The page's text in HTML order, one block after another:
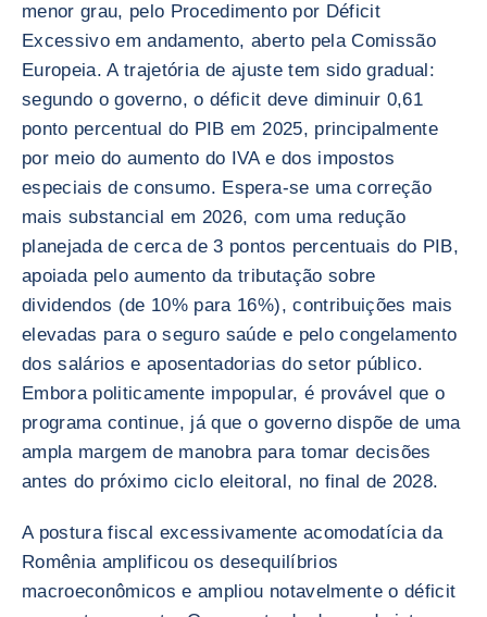
menor grau, pelo Procedimento por Déficit
Excessivo em andamento, aberto pela Comissão
Europeia. A trajetória de ajuste tem sido gradual:
segundo o governo, o déficit deve diminuir 0,61
ponto percentual do PIB em 2025, principalmente
por meio do aumento do IVA e dos impostos
especiais de consumo. Espera-se uma correção
mais substancial em 2026, com uma redução
planejada de cerca de 3 pontos percentuais do PIB,
apoiada pelo aumento da tributação sobre
dividendos (de 10% para 16%), contribuições mais
elevadas para o seguro saúde e pelo congelamento
dos salários e aposentadorias do setor público.
Embora politicamente impopular, é provável que o
programa continue, já que o governo dispõe de uma
ampla margem de manobra para tomar decisões
antes do próximo ciclo eleitoral, no final de 2028.
A postura fiscal excessivamente acomodatícia da
Romênia amplificou os desequilíbrios
macroeconômicos e ampliou notavelmente o déficit